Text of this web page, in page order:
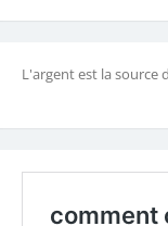
L'argent est la source